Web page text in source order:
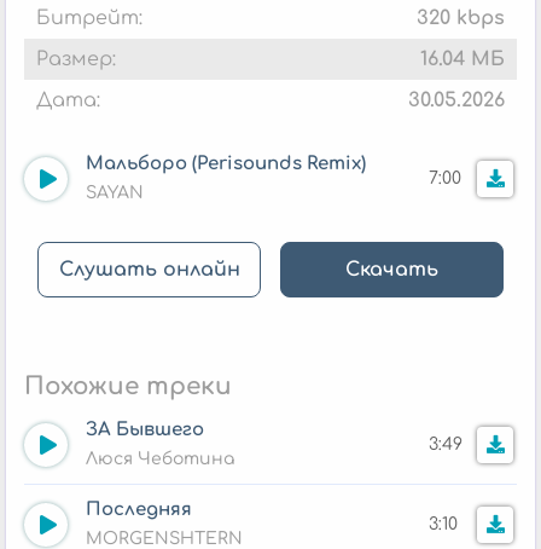
Битрейт:
320 kbps
Размер:
16.04 МБ
Дата:
30.05.2026
Мальборо (Perisounds Remix)
SAYAN
7:00
Слушать онлайн Скачать
Похожие треки
ЗА Бывшего
Люся Чеботина
3:49
Последняя
MORGENSHTERN
3:10